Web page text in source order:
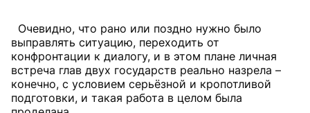
Очевидно, что рано или поздно нужно было
выправлять ситуацию, переходить от
конфронтации к диалогу, и в этом плане личная
встреча глав двух государств реально назрела –
конечно, с условием серьёзной и кропотливой
подготовки, и такая работа в целом была